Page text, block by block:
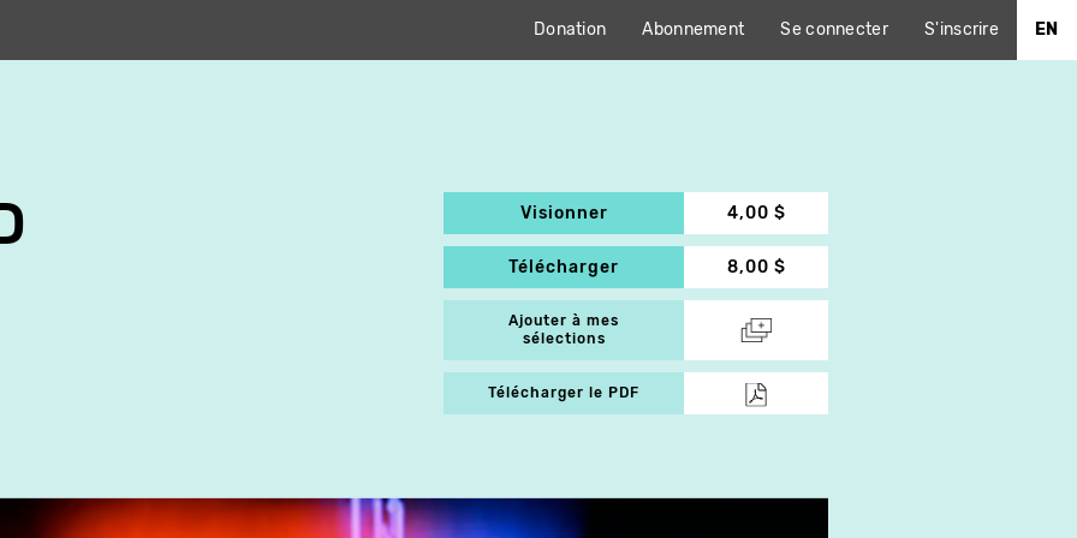
Donation Abonnement Se connecter S'inscrire EN
Visionner 4,00 $
Télécharger 8,00 $
Ajouter à mes
sélections
Télécharger le PDF